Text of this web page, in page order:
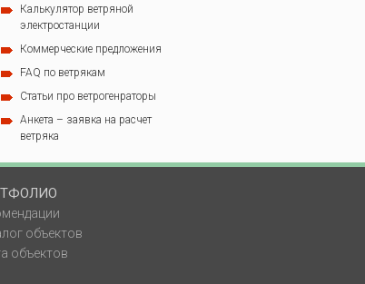
Калькулятор ветряной
электростанции
Коммерческие предложения
FAQ по ветрякам
Статьи про ветрогенраторы
Анкета – заявка на расчет
ветряка
объектов
объектов